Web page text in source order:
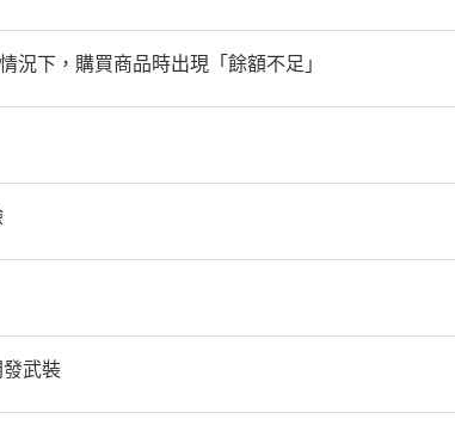
況下，購買商品時出現「餘額不足」
武裝